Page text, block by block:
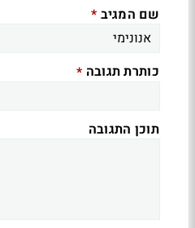
שם המגיב *
כותרת תגובה *
תוכן התגובה